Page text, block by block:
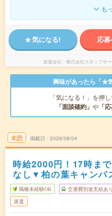
も
気になる! 応
派遣会社 株式会社スタッフサ
興味があったら「★
「気になる！」を押
「面談確約」 や 「
未読 掲載日 2026/08/04
時給2000円！17時ま
なし▼柏の葉キャンパ
職種未経験OK 交通費別途支給あり
派遣